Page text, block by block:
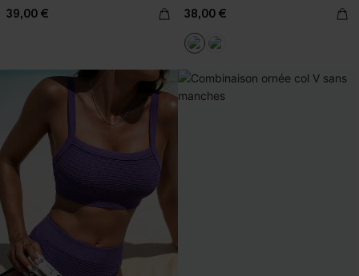
39,00 € 38,00 €